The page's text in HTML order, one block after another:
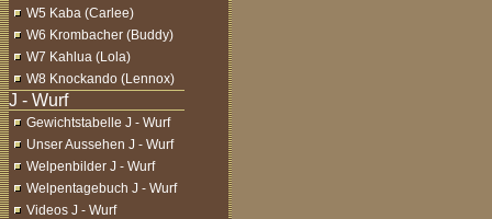
W5 Kaba (Carlee)
W6 Krombacher (Buddy)
W7 Kahlua (Lola)
W8 Knockando (Lennox)
Gewichtstabelle J - Wurf
Unser Aussehen J - Wurf
Welpenbilder J - Wurf
Welpentagebuch J - Wurf
Videos J - Wurf